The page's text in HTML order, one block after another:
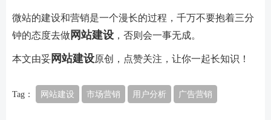
微站的建设和营销是一个漫长的过程，千万不要抱着三分
钟的态度去做网站建设 ，否则会一事无成。
本文由妥网站建设原创，点赞关注，让你一起长知识！
Tag： 网站建设 市场营销 用户分析 广告营销